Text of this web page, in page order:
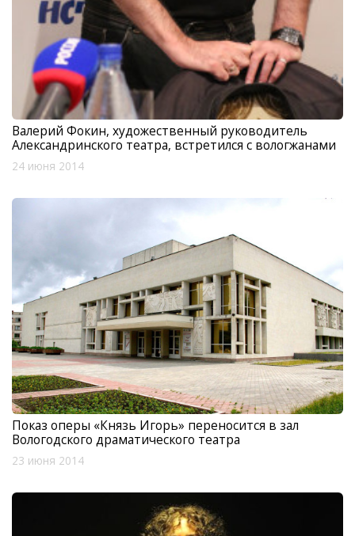
Валерий Фокин, художественный руководитель
Александринского театра, встретился с вологжанами
24 июня 2014
Показ оперы «Князь Игорь» переносится в зал
Вологодского драматического театра
23 июня 2014